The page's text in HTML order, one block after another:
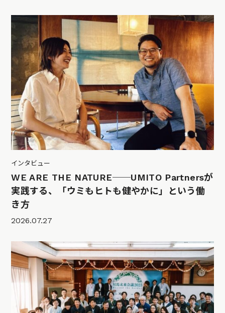
インタビュー
WE ARE THE NATURE──UMITO Partnersが
実践する、「ウミもヒトも健やかに」という働
き方
2026.07.27